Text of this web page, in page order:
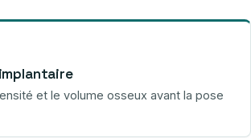
et le volume osseux avant la pose